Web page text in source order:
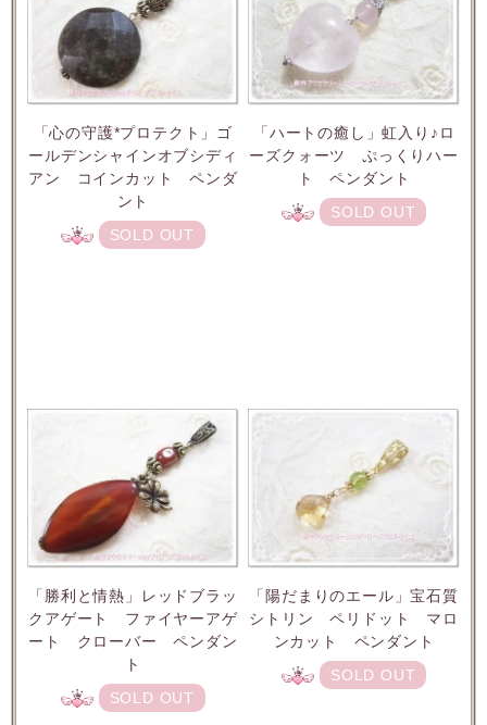
「心の守護*プロテクト」ゴ
ールデンシャインオブシディ
アン コインカット ペンダ
ント
SOLD OUT
「ハートの癒し」虹入り♪ロ
ーズクォーツ ぷっくりハー
ト ペンダント
SOLD OUT
「勝利と情熱」レッドブラッ
クアゲート ファイヤーアゲ
ート クローバー ペンダン
ト
SOLD OUT
「陽だまりのエール」宝石質
シトリン ペリドット マロ
ンカット ペンダント
SOLD OUT